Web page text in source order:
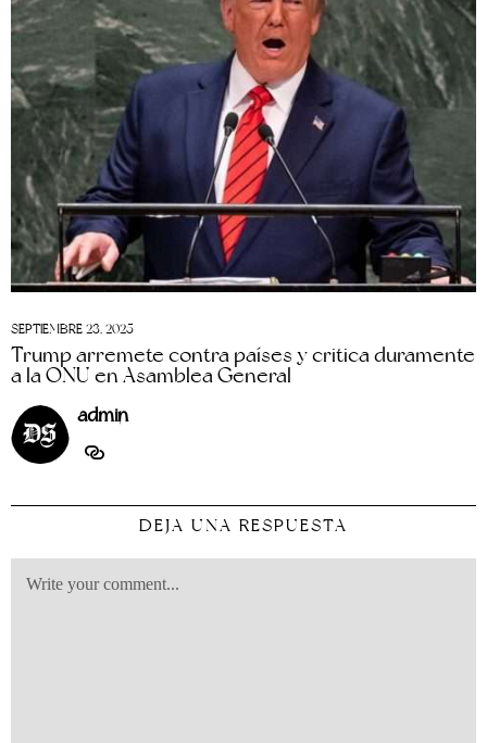
SEPTIEMBRE 23, 2025
Trump arremete contra países y critica duramente
a la ONU en Asamblea General
admin
DEJA UNA RESPUESTA